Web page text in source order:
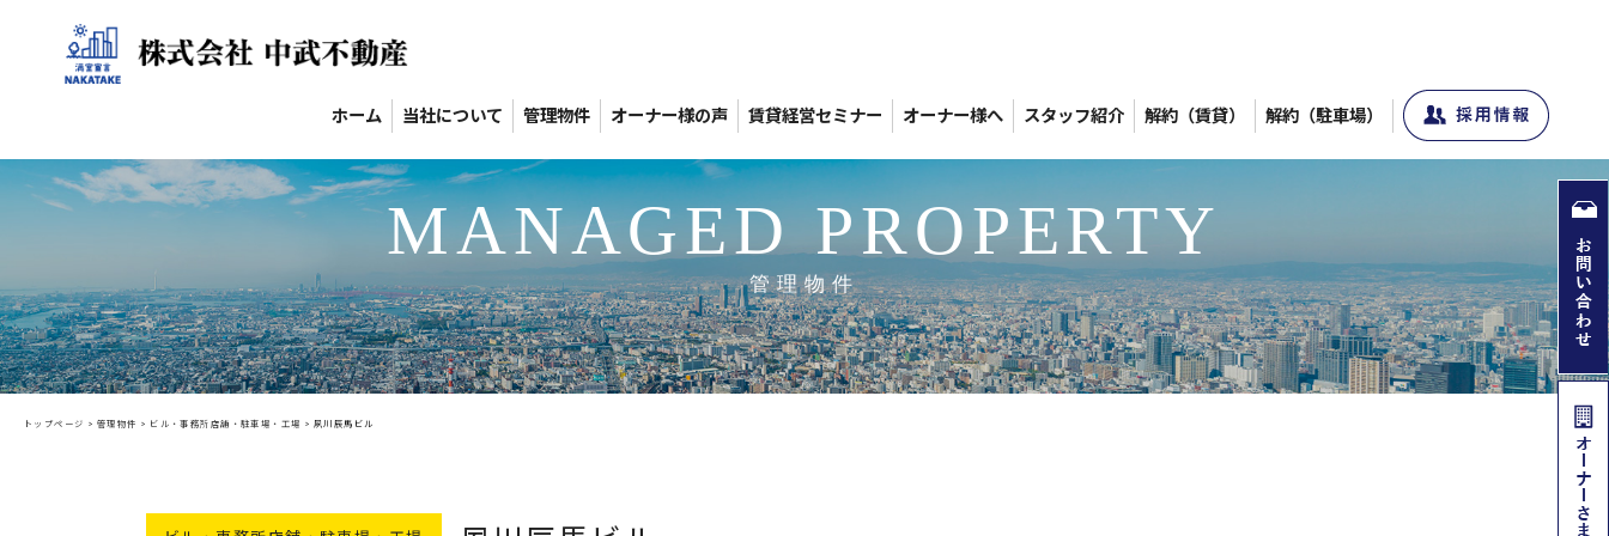
ホーム 当社について 管理物件 オーナー様の声 賃貸経営セミナー オーナー様へ スタッフ紹介 解約（賃貸） 解約（駐車場）
MANAGED PROPERTY
管理物件
トップページ > 管理物件 > ビル・事務所店舗・駐車場・工場 > 夙川辰馬ビル